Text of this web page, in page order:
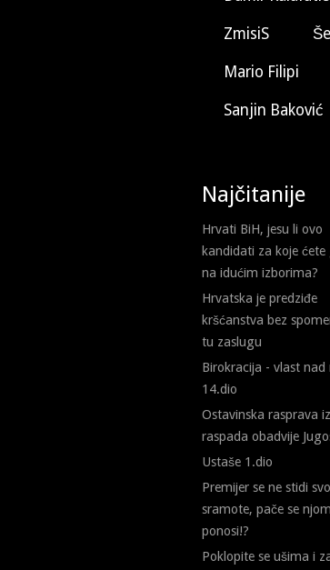
ZmisiS
Mario Filipi
Sanjin Baković
Najčitanije
Hrvati BiH, jesu li ovo
kandidati za koje ćete
na idućim izborima?
Hrvatska je predziđe
kršćanstva bez
tu zaslugu
Birokracija - vlast nad
14.dio
Ostavinska rasprava
raspada obadvije
Ustaše 1.dio
Premijer se ne stidi
sramote, pače se
ponosi!?
Poklopite se ušima i